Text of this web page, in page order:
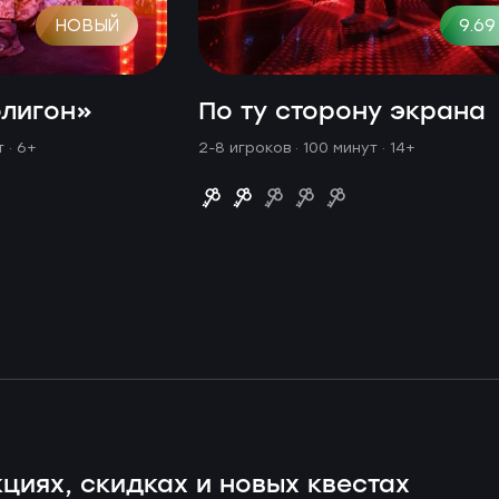
НОВЫЙ
· 6+
9.69
По ту сторону экрана
2-8 игроков · 100 минут · 14+
скидках и новых квестах